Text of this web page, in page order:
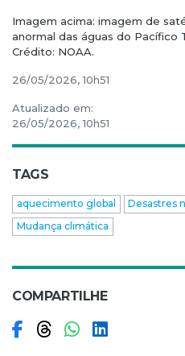
Imagem acima: imagem de
anormal das águas do Pacífico
Crédito: NOAA.
26/05/2026, 10h51
Atualizado em:
26/05/2026, 10h51
TAGS
aquecimento global Desastres
Mudança climática
COMPARTILHE
Compartilhar no
Compartilhar